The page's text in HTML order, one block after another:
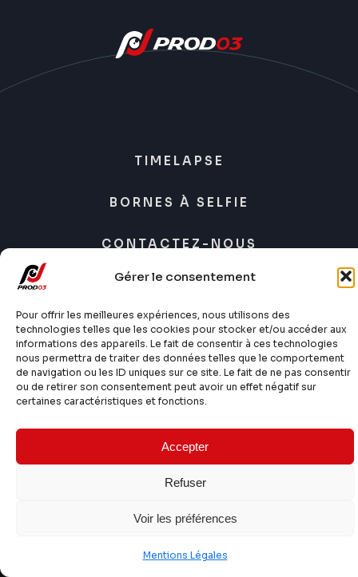
Gérer le consentement
Pour offrir les meilleures expériences, nous utilisons des
technologies telles que les cookies pour stocker et/ou accéder aux
informations des appareils. Le fait de consentir à ces technologies
nous permettra de traiter des données telles que le comportement
de navigation ou les ID uniques sur ce site. Le fait de ne pas consentir
ou de retirer son consentement peut avoir un effet négatif sur
certaines caractéristiques et fonctions.
Accepter
Refuser
Voir les préférences
Mentions Légales
TIMELAPSE
BORNES À SELFIE
CONTACTEZ-NOUS
MENTIONS LÉGALES
l’ Agence Web Studium